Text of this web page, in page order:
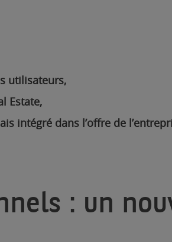
utilisateurs,
Estate,
intégré dans l’offre de
: un